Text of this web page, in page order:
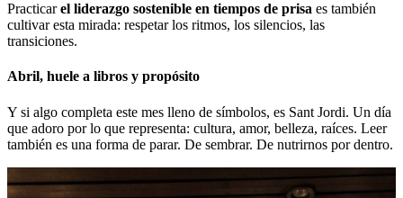
Practicarel liderazgo sostenible en tiempos de prisa es también
cultivar esta mirada: respetar los ritmos, los silencios, las
transiciones.
Abril, huele a libros y propósito
Y si algo completa este mes lleno de símbolos, es Sant Jordi. Un día
que adoro por lo que representa: cultura, amor, belleza, raíces. Leer
también es una forma de parar. De sembrar. De nutrirnos por dentro.